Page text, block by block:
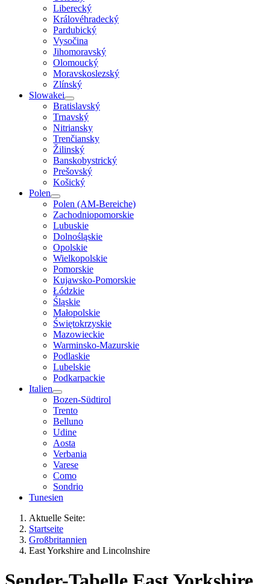
Liberecký
Královéhradecký
Pardubický
Vysočina
Jihomoravský
Olomoucký
Moravskoslezský
Zlínský
Slowakei
Bratislavský
Trnavský
Nitriansky
Trenčiansky
Žilinský
Banskobystrický
Prešovský
Košický
Polen
Polen (AM-Bereiche)
Zachodniopomorskie
Lubuskie
Dolnośląskie
Opolskie
Wielkopolskie
Pomorskie
Kujawsko-Pomorskie
Łódzkie
Śląskie
Małopolskie
Świętokrzyskie
Mazowieckie
Warminsko-Mazurskie
Podlaskie
Lubelskie
Podkarpackie
Italien
Bozen-Südtirol
Trento
Belluno
Udine
Aosta
Verbania
Varese
Como
Sondrio
Tunesien
Aktuelle Seite:
Startseite
Großbritannien
East Yorkshire and Lincolnshire